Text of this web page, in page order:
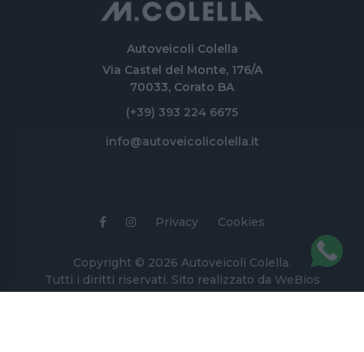
Autoveicoli Colella
Via Castel del Monte, 176/A
70033, Corato BA
(+39) 393 224 6675
info@autoveicolicolella.it
Privacy Cookies
Copyright © 2026 Autoveicoli Colella.
Tutti i diritti riservati. Sito realizzato da WeBios